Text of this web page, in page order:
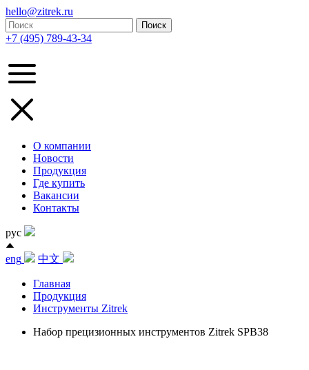
hello@zitrek.ru
+7 (495) 789-43-34
О компании
Новости
Продукция
Где купить
Вакансии
Контакты
рус
eng 中文
Главная
Продукция
Инструменты Zitrek
Набор прецизионных инструментов Zitrek SPB38